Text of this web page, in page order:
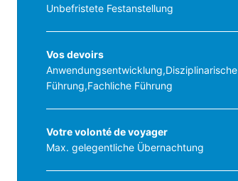
Unbefristete Festanstellung
Vos devoirs
Anwendungsentwicklung,Disziplinarische
Führung,Fachliche Führung
Votre volonté de voyager
Max. gelegentliche Übernachtung